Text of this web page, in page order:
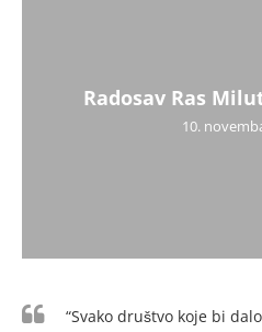
Radosav Ras
10.
“Svako društvo koje bi